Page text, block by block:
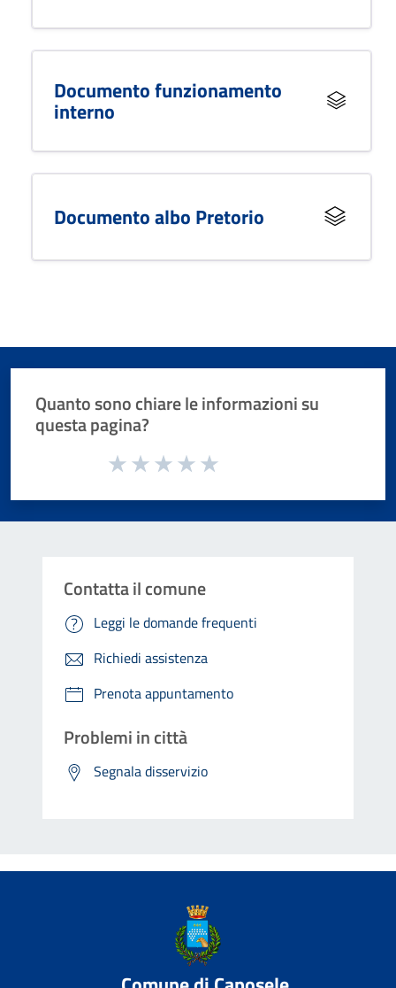
Documento funzionamento
interno
Documento albo Pretorio
Quanto sono chiare le informazioni su
questa pagina?
Valuta da 1 a 5 stelle la pagina
Contatta il comune
Leggi le domande frequenti
Richiedi assistenza
Prenota appuntamento
Problemi in città
Segnala disservizio